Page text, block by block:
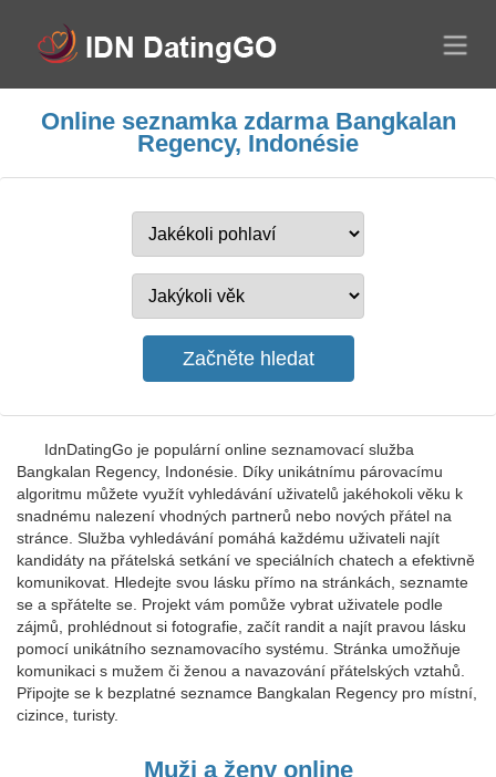
Online seznamka zdarma Bangkalan
Regency, Indonésie
IdnDatingGo je populární online seznamovací služba
Bangkalan Regency, Indonésie. Díky unikátnímu párovacímu
algoritmu můžete využít vyhledávání uživatelů jakéhokoli věku k
snadnému nalezení vhodných partnerů nebo nových přátel na
stránce. Služba vyhledávání pomáhá každému uživateli najít
kandidáty na přátelská setkání ve speciálních chatech a efektivně
komunikovat. Hledejte svou lásku přímo na stránkách, seznamte
se a spřátelte se. Projekt vám pomůže vybrat uživatele podle
zájmů, prohlédnout si fotografie, začít randit a najít pravou lásku
pomocí unikátního seznamovacího systému. Stránka umožňuje
komunikaci s mužem či ženou a navazování přátelských vztahů.
Připojte se k bezplatné seznamce Bangkalan Regency pro místní,
cizince, turisty.
Muži a ženy online